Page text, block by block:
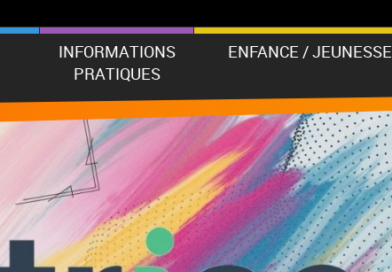
INFORMATIONS
PRATIQUES
ENFANCE / JEUNESSE